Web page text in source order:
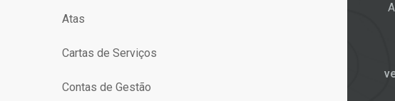
Atas
Cartas de Serviços
Contas de Gestão